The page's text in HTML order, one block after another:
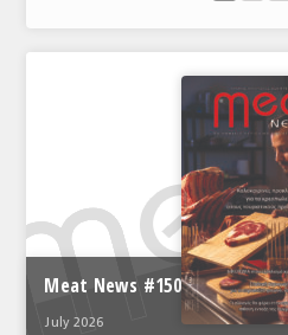
Meat News #150
July 2026